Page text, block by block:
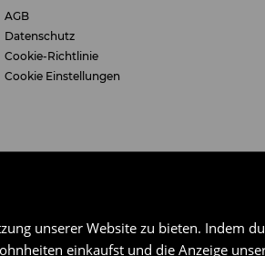
unserer Website zu bieten. Indem
einkaufst und die Anzeige
AGB
Datenschutz
Cookie-Richtlinie
Cookie Einstellungen